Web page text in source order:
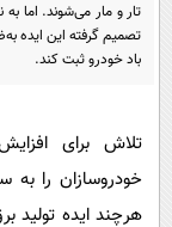
تار و مار می‌شوند. اما
تصمیم گرفته این ایده
باد خودرو ثبت کند.
تلاش برای
خودروسازان را به
هرچند ایده تولید